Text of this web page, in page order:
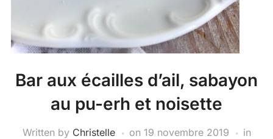
Bar aux écailles d’ail, sabayon
au pu-erh et noisette
Written by Christelle on 19 novembre 2019
in